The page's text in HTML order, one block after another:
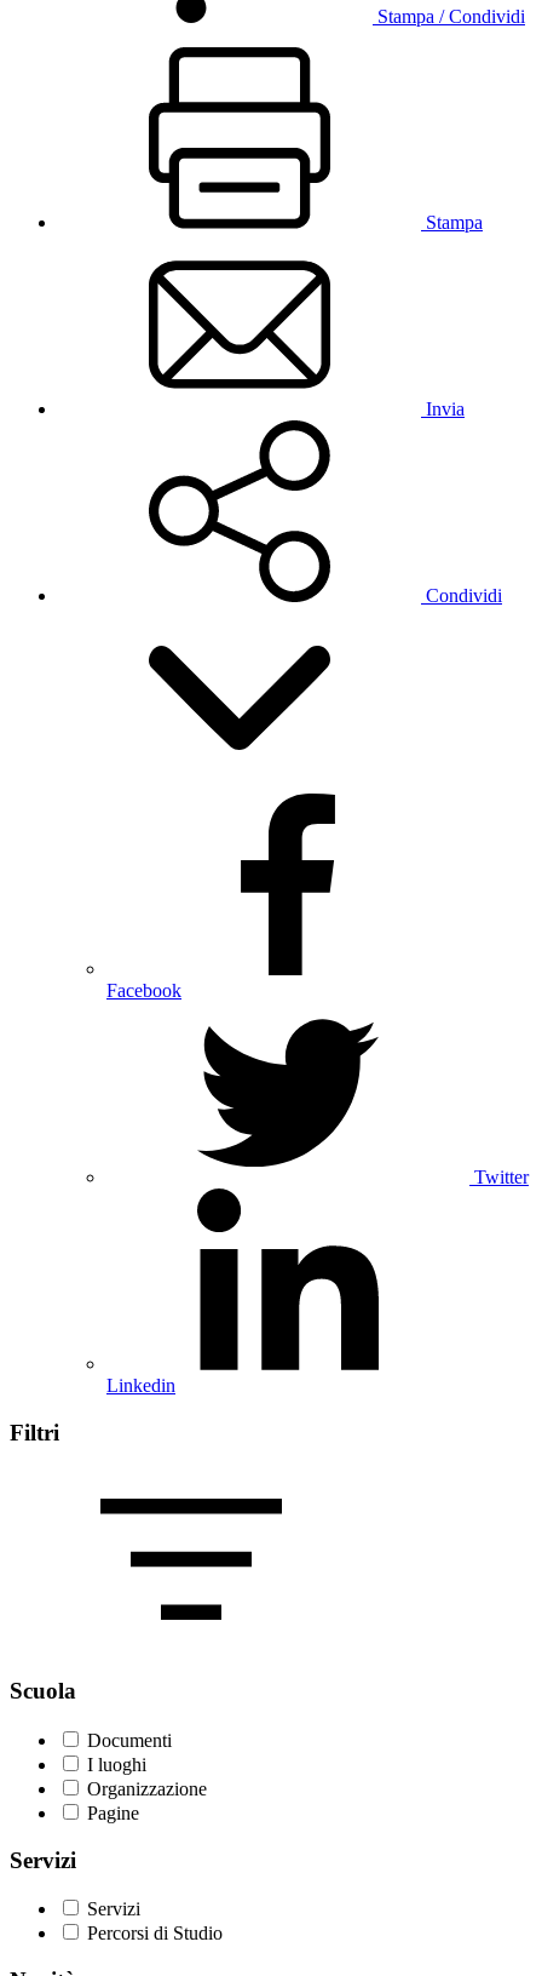
Stampa / Condividi
Stampa
Invia
Condividi
Facebook
Twitter
Linkedin
Filtri
Scuola
Documenti
I luoghi
Organizzazione
Pagine
Servizi
Servizi
Percorsi di Studio